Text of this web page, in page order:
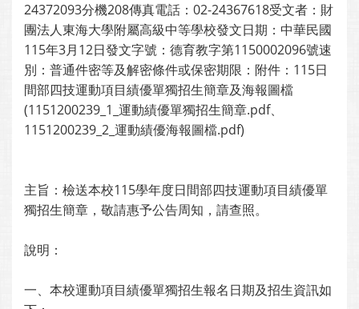
24372093分機208傳真電話：02-24367618受文者：財
團法人東海大學附屬高級中等學校發文日期：中華民國
115年3月12日發文字號：德育教字第1150002096號速
別：普通件密等及解密條件或保密期限：附件：115日
間部四技運動項目績優單獨招生簡章及海報圖檔
(1151200239_1_運動績優單獨招生簡章.pdf、
1151200239_2_運動績優海報圖檔.pdf)
主旨：檢送本校115學年度日間部四技運動項目績優單
獨招生簡章，敬請惠予公告周知，請查照。
說明：
一、本校運動項目績優單獨招生報名日期及招生資訊如